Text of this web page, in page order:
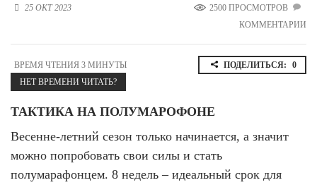
Новосибирская область (3)
Республика Башкортостан (3)
Республика Крым (1)
Республика Татарстан (2)
Ростовская область (2)
Самарская область (1)
Санкт-Петербург и ЛО (3)
Саратовская область (1)
Свердловская область (5)
25 ОКТ 2023
2500 ПРОСМОТРОВ
КОММЕНТАРИИ
ВРЕМЯ ЧТЕНИЯ 3 МИНУТЫ
НЕТ ВРЕМЕНИ ЧИТАТЬ?
ПОДЕЛИТЬСЯ: 0
ТАКТИКА НА ПОЛУМАРОФОНЕ
Весенне-летний сезон только начинается, а значит
можно попробовать свои силы и стать
полумарафонцем. 8 недель – идеальный срок для